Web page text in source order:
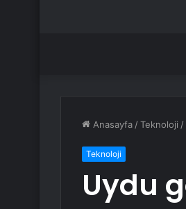
Anasayfa /Teknoloji /
Teknoloji
Uydu